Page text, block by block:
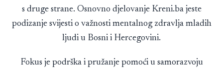
s druge strane. Osnovno djelovanje Kreni.ba jeste
podizanje svijesti o važnosti mentalnog zdravlja mladih
ljudi u Bosni i Hercegovini.
Fokus je podrška i pružanje pomoći u samorazvoju